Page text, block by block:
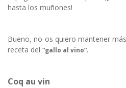
hasta los muñones!
Bueno, no os quiero mantener
receta del “gallo al vino”.
Coq au vin